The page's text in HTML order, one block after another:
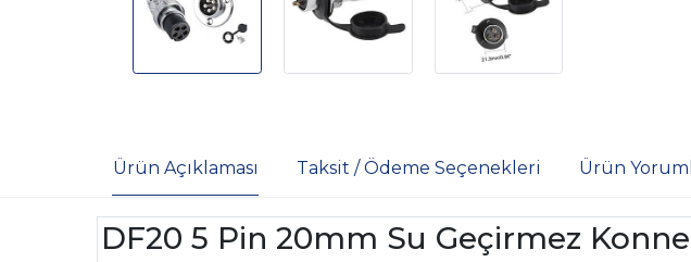
Ürün Açıklaması Taksit / Ödeme Seçenekleri Ürün
DF20 5 Pin 20mm Su Geçirmez